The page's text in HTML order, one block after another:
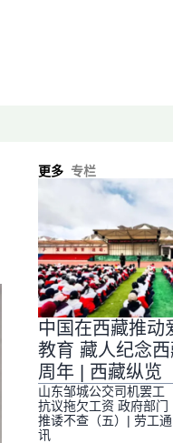
更多 专栏
中国在西藏推动
教育 藏人纪念
周年 | 西藏纵览
山东邹城公交司机罢工
抗议拖欠工资 政府部门
推诿不查（五）| 劳工通
讯